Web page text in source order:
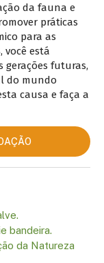
da fauna e
práticas
para as
você está
gerações futuras,
do mundo
causa e faça a
bandeira.
da Natureza